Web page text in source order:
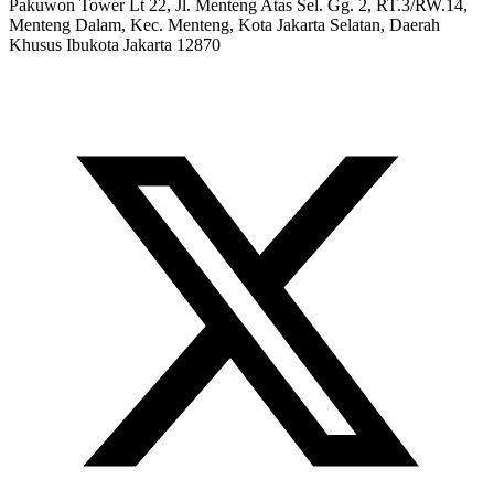
Pakuwon Tower Lt 22, Jl. Menteng Atas Sel. Gg. 2, RT.3/RW.14,
Menteng Dalam, Kec. Menteng, Kota Jakarta Selatan, Daerah
Khusus Ibukota Jakarta 12870